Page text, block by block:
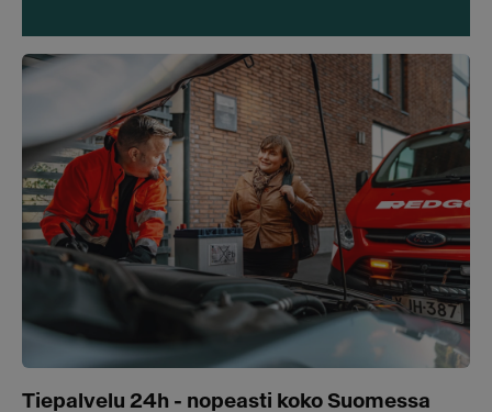
Tiepalvelu 24h - nopeasti koko Suomessa